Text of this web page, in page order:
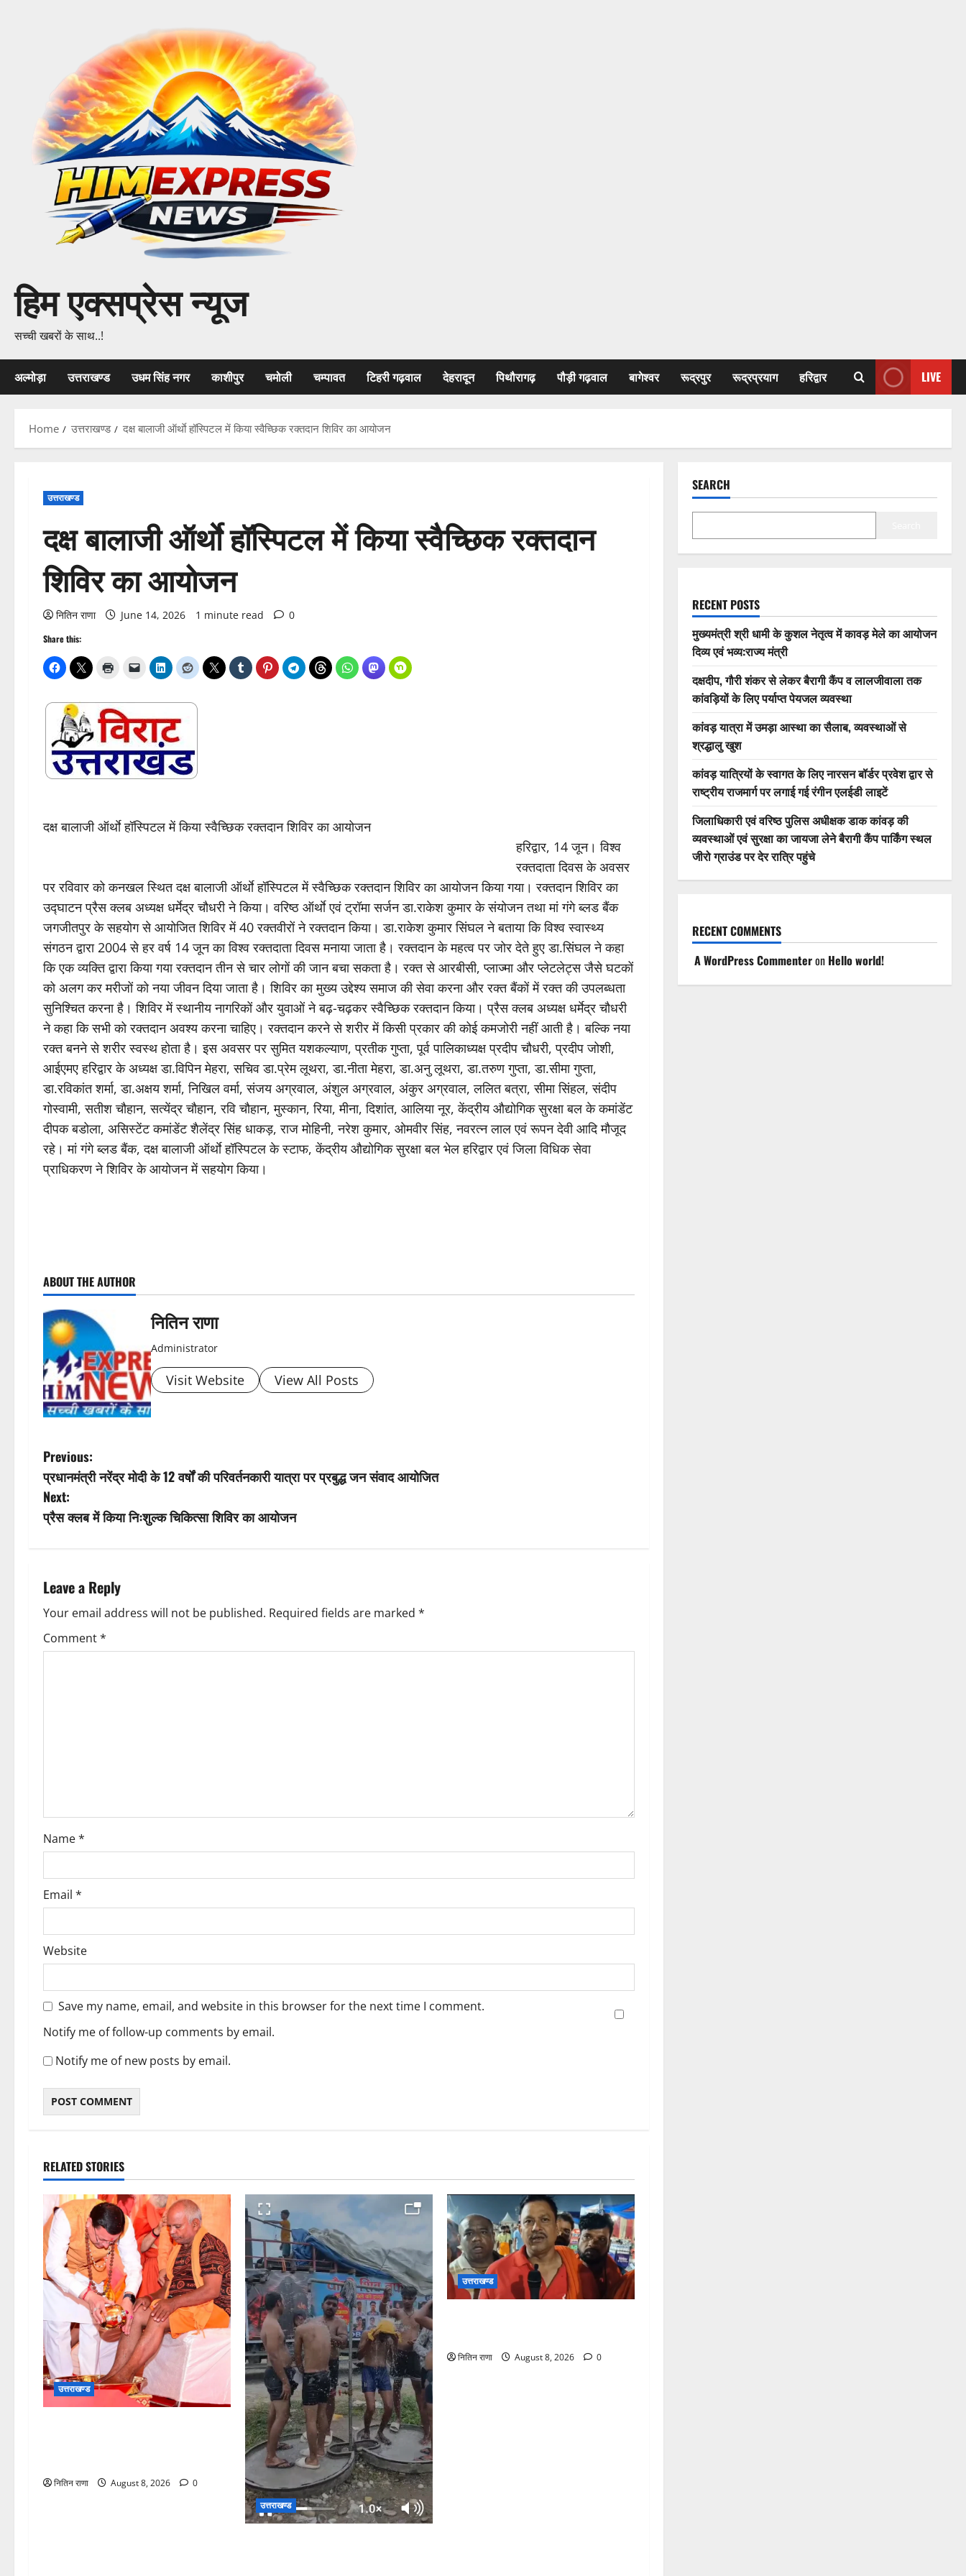
हिम एक्सप्रेस न्यूज
सच्ची खबरों के साथ..!
अल्मोड़ा उत्तराखण्ड उधम सिंह नगर काशीपुर चमोली चम्पावत टिहरी गढ़वाल देहरादून पिथौरागढ़ पौड़ी गढ़वाल बागेश्वर रूद्रपुर रूद्रप्रयाग हरिद्वार LIVE
Home उत्तराखण्ड दक्ष बालाजी ऑर्थाे हॉस्पिटल में किया स्वैच्छिक रक्तदान शिविर का आयोजन
उत्तराखण्ड
दक्ष बालाजी ऑर्थाे हॉस्पिटल में किया स्वैच्छिक रक्तदान
शिविर का आयोजन
नितिन राणा June 14, 2026 1 minute read 0
Share this:
दक्ष बालाजी ऑर्थाे हॉस्पिटल में किया स्वैच्छिक रक्तदान शिविर का आयोजन
हरिद्वार, 14 जून। विश्व
रक्तदाता दिवस के अवसर
पर रविवार को कनखल स्थित दक्ष बालाजी ऑर्थाे हॉस्पिटल में स्वैच्छिक रक्तदान शिविर का आयोजन किया गया। रक्तदान शिविर का
उद्घाटन प्रैस क्लब अध्यक्ष धर्मेद्र चौधरी ने किया। वरिष्ठ ऑर्थाे एवं ट्रॉमा सर्जन डा.राकेश कुमार के संयोजन तथा मां गंगे ब्लड बैंक
जगजीतपुर के सहयोग से आयोजित शिविर में 40 रक्तवीरों ने रक्तदान किया। डा.राकेश कुमार सिंघल ने बताया कि विश्व स्वास्थ्य
संगठन द्वारा 2004 से हर वर्ष 14 जून का विश्व रक्तदाता दिवस मनाया जाता है। रक्तदान के महत्व पर जोर देते हुए डा.सिंघल ने कहा
कि एक व्यक्ति द्वारा किया गया रक्तदान तीन से चार लोगों की जान बचा सकता है। रक्त से आरबीसी, प्लाज्मा और प्लेटलेट्स जैसे घटकों
को अलग कर मरीजों को नया जीवन दिया जाता है। शिविर का मुख्य उद्देश्य समाज की सेवा करना और रक्त बैंकों में रक्त की उपलब्धता
सुनिश्चित करना है। शिविर में स्थानीय नागरिकों और युवाओं ने बढ़-चढ़कर स्वैच्छिक रक्तदान किया। प्रैस क्लब अध्यक्ष धर्मेद्र चौधरी
ने कहा कि सभी को रक्तदान अवश्य करना चाहिए। रक्तदान करने से शरीर में किसी प्रकार की कोई कमजोरी नहीं आती है। बल्कि नया
रक्त बनने से शरीर स्वस्थ होता है। इस अवसर पर सुमित यशकल्याण, प्रतीक गुप्ता, पूर्व पालिकाध्यक्ष प्रदीप चौधरी, प्रदीप जोशी,
आईएमए हरिद्वार के अध्यक्ष डा.विपिन मेहरा, सचिव डा.प्रेम लूथरा, डा.नीता मेहरा, डा.अनु लूथरा, डा.तरुण गुप्ता, डा.सीमा गुप्ता,
डा.रविकांत शर्मा, डा.अक्षय शर्मा, निखिल वर्मा, संजय अग्रवाल, अंशुल अग्रवाल, अंकुर अग्रवाल, ललित बत्रा, सीमा सिंहल, संदीप
गोस्वामी, सतीश चौहान, सत्येंद्र चौहान, रवि चौहान, मुस्कान, रिया, मीना, दिशांत, आलिया नूर, केंद्रीय औद्योगिक सुरक्षा बल के कमांडेंट
दीपक बडोला, असिस्टेंट कमांडेंट शैलेंद्र सिंह धाकड़, राज मोहिनी, नरेश कुमार, ओमवीर सिंह, नवरत्न लाल एवं रूपन देवी आदि मौजूद
रहे। मां गंगे ब्लड बैंक, दक्ष बालाजी ऑर्थाे हॉस्पिटल के स्टाफ, केंद्रीय औद्योगिक सुरक्षा बल भेल हरिद्वार एवं जिला विधिक सेवा
प्राधिकरण ने शिविर के आयोजन में सहयोग किया।
o
s
t
n
a
v
i
g
a
i
o
n
ABOUT THE AUTHOR
नितिन राणा
Administrator
Visit Website View All Posts
P
o
s
n
a
v
o
n
Previous:
प्रधानमंत्री नरेंद्र मोदी के 12 वर्षों की परिवर्तनकारी यात्रा पर प्रबुद्ध जन संवाद आयोजित
Next:
प्रैस क्लब में किया निःशुल्क चिकित्सा शिविर का आयोजन
Leave a Reply
Your email address will not be published. Required fields are marked *
Comment*
Name*
Email *
Website
Save my name, email, and website in this browser for the next time I comment.
Notify me of follow-up comments by email.
Notify me of new posts by email.
RELATED STORIES
उत्तराखण्ड
नितिन राणा August 8, 2026
0
उत्तराखण्ड
उत्तराखण्ड
नितिन राणा August 8, 2026 0
SEARCH
RECENT POSTS
मुख्यमंत्री श्री धामी के कुशल नेतृत्व में कावड़ मेले का आयोजन
दिव्य एवं भव्य:राज्य मंत्री
दक्षदीप, गौरी शंकर से लेकर बैरागी कैंप व लालजीवाला तक
कांवड़ियों के लिए पर्याप्त पेयजल व्यवस्था
कांवड़ यात्रा में उमड़ा आस्था का सैलाब, व्यवस्थाओं से
श्रद्धालु खुश
कांवड़ यात्रियों के स्वागत के लिए नारसन बॉर्डर प्रवेश द्वार से
राष्ट्रीय राजमार्ग पर लगाई गई रंगीन एलईडी लाइटें
जिलाधिकारी एवं वरिष्ठ पुलिस अधीक्षक डाक कांवड़ की
व्यवस्थाओं एवं सुरक्षा का जायजा लेने बैरागी कैंप पार्किंग स्थल
जीरो ग्राउंड पर देर रात्रि पहुंचे
RECENT COMMENTS
A WordPress Commenteron Hello world!